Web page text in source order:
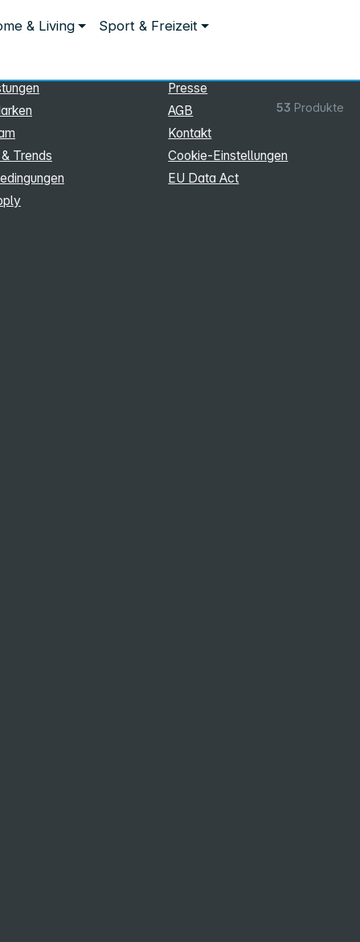
& Living Sport & Freizeit
53 Produkte
Trends
Presse
AGB
Kontakt
Cookie‑Einstellungen
EU Data Act